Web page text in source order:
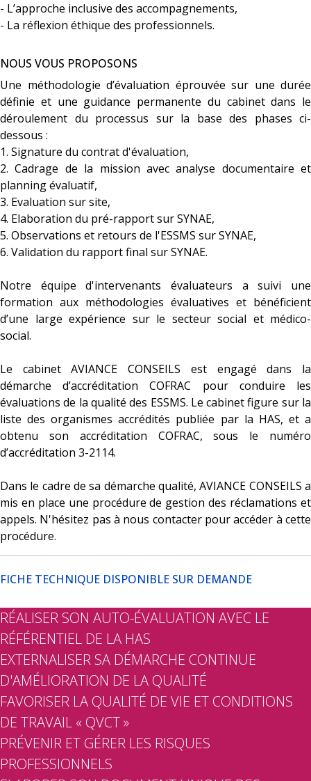
- L’approche inclusive des accompagnements,
- La réflexion éthique des professionnels.
NOUS VOUS PROPOSONS
Une méthodologie d’évaluation éprouvée sur une durée
définie et une guidance permanente du cabinet dans le
déroulement du processus sur la base des phases ci-
dessous :
1. Signature du contrat d'évaluation,
2. Cadrage de la mission avec analyse documentaire et
planning évaluatif,
3. Evaluation sur site,
4. Elaboration du pré-rapport sur SYNAE,
5. Observations et retours de l'ESSMS sur SYNAE,
6. Validation du rapport final sur SYNAE.
Notre équipe d'intervenants évaluateurs a suivi une
formation aux méthodologies évaluatives et bénéficient
d’une large expérience sur le secteur social et médico-
social.
Le cabinet AVIANCE CONSEILS est engagé dans la
démarche d’accréditation COFRAC pour conduire les
évaluations de la qualité des ESSMS. Le cabinet figure sur la
liste des organismes accrédités publiée par la HAS, et a
obtenu son accréditation COFRAC, sous le numéro
d’accréditation 3-2114.
Dans le cadre de sa démarche qualité, AVIANCE CONSEILS a
mis en place une procédure de gestion des réclamations et
appels. N'hésitez pas à nous contacter pour accéder à cette
procédure.
FICHE TECHNIQUE DISPONIBLE SUR DEMANDE
RÉALISER SON AUTO-ÉVALUATION AVEC LE
RÉFÉRENTIEL DE LA HAS
EXTERNALISER SA DÉMARCHE CONTINUE
D'AMÉLIORATION DE LA QUALITÉ
FAVORISER LA QUALITÉ DE VIE ET CONDITIONS
DE TRAVAIL « QVCT »
PRÉVENIR ET GÉRER LES RISQUES
PROFESSIONNELS